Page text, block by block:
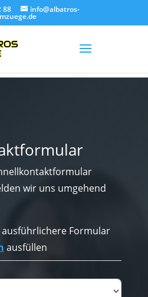
88 info@albatros-
wir uns umgehend
ausführlichere Formular
ausfüllen